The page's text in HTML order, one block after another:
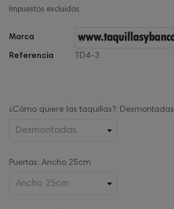
Impuestos excluidos
Marca
Referencia TD4-3
¿Cómo quiere las taquillas?: Desmontadas
Puertas: Ancho 25cm